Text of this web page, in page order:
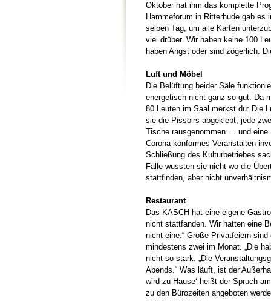
Oktober hat ihm das komplette
Hammeforum in Ritterhude gab
selben Tag, um alle Karten
viel drüber. Wir haben keine 100
haben Angst oder sind zögerlich.
Luft und Möbel
Die Belüftung beider Säle
energetisch nicht ganz so gut. Da
80 Leuten im Saal merkst du: Die
sie die Pissoirs abgeklebt, jede
Tische rausgenommen … und eine
Corona-konformes Veranstalten
Schließung des Kulturbetriebes
Fälle wussten sie nicht wo die
stattfinden, aber nicht
Restaurant
Das KASCH hat eine eigene
nicht stattfanden. Wir hatten eine
nicht eine.“ Große Privatfeiern
mindestens zwei im Monat. „Die
nicht so stark. „Die
Abends.“ Was läuft, ist der
wird zu Hause‘ heißt der Spruch
zu den Bürozeiten angeboten